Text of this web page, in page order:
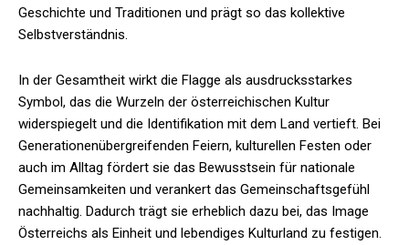
Geschichte und Traditionen und prägt so das kollektive
Selbstverständnis.
In der Gesamtheit wirkt die Flagge als ausdrucksstarkes
Symbol, das die Wurzeln der österreichischen Kultur
widerspiegelt und die Identifikation mit dem Land vertieft. Bei
Generationenübergreifenden Feiern, kulturellen Festen oder
auch im Alltag fördert sie das Bewusstsein für nationale
Gemeinsamkeiten und verankert das Gemeinschaftsgefühl
nachhaltig. Dadurch trägt sie erheblich dazu bei, das Image
Österreichs als Einheit und lebendiges Kulturland zu festigen.